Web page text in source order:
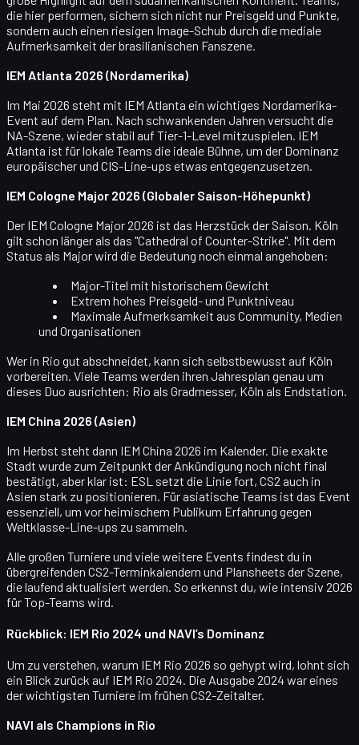
die hier performen, sichern sich nicht nur Preisgeld und Punkte,
sondern auch einen riesigen Image-Schub durch die mediale
Aufmerksamkeit der brasilianischen Fanszene.
IEM Atlanta 2026 (Nordamerika)
Im Mai 2026 steht mit IEM Atlanta ein wichtiges Nordamerika-
Event auf dem Plan. Nach schwankenden Jahren versucht die
NA-Szene, wieder stabil auf Tier-1-Level mitzuspielen. IEM
Atlanta ist für lokale Teams die ideale Bühne, um der Dominanz
europäischer und CIS-Line-ups etwas entgegenzusetzen.
IEM Cologne Major 2026 (Globaler Saison-Höhepunkt)
Der IEM Cologne Major 2026 ist das Herzstück der Saison. Köln
gilt schon länger als das "Cathedral of Counter-Strike". Mit dem
Status als Major wird die Bedeutung noch einmal angehoben:
Major-Titel mit historischem Gewicht
Extrem hohes Preisgeld- und Punktniveau
Maximale Aufmerksamkeit aus Community, Medien
und Organisationen
Wer in Rio gut abschneidet, kann sich selbstbewusst auf Köln
vorbereiten. Viele Teams werden ihren Jahresplan genau um
dieses Duo ausrichten: Rio als Gradmesser, Köln als Endstation.
IEM China 2026 (Asien)
Im Herbst steht dann IEM China 2026 im Kalender. Die exakte
Stadt wurde zum Zeitpunkt der Ankündigung noch nicht final
bestätigt, aber klar ist: ESL setzt die Linie fort, CS2 auch in
Asien stark zu positionieren. Für asiatische Teams ist das Event
essenziell, um vor heimischem Publikum Erfahrung gegen
Weltklasse-Line-ups zu sammeln.
Alle großen Turniere und viele weitere Events findest du in
übergreifenden CS2-Terminkalendern und Plansheets der Szene,
die laufend aktualisiert werden. So erkennst du, wie intensiv 2026
für Top-Teams wird.
Rückblick: IEM Rio 2024 und NAVI’s Dominanz
Um zu verstehen, warum IEM Rio 2026 so gehypt wird, lohnt sich
ein Blick zurück auf IEM Rio 2024. Die Ausgabe 2024 war eines
der wichtigsten Turniere im frühen CS2-Zeitalter.
NAVI als Champions in Rio